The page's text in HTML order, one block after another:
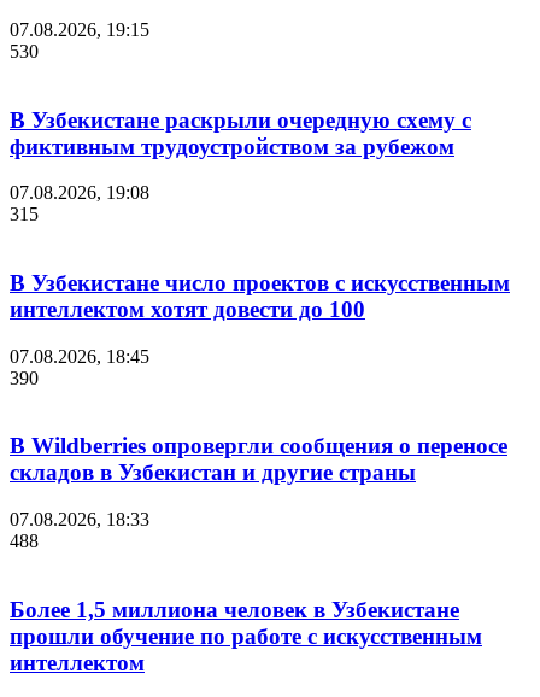
07.08.2026, 19:15
530
В Узбекистане раскрыли очередную схему с
фиктивным трудоустройством за рубежом
07.08.2026, 19:08
315
В Узбекистане число проектов с искусственным
интеллектом хотят довести до 100
07.08.2026, 18:45
390
В Wildberries опровергли сообщения о переносе
складов в Узбекистан и другие страны
07.08.2026, 18:33
488
Более 1,5 миллиона человек в Узбекистане
прошли обучение по работе с искусственным
интеллектом